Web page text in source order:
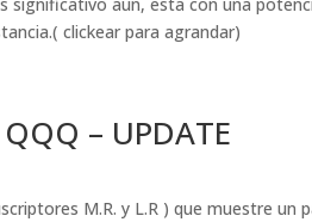
clickear para agrandar)
– UPDATE
M.R. y L.R ) que muestre un